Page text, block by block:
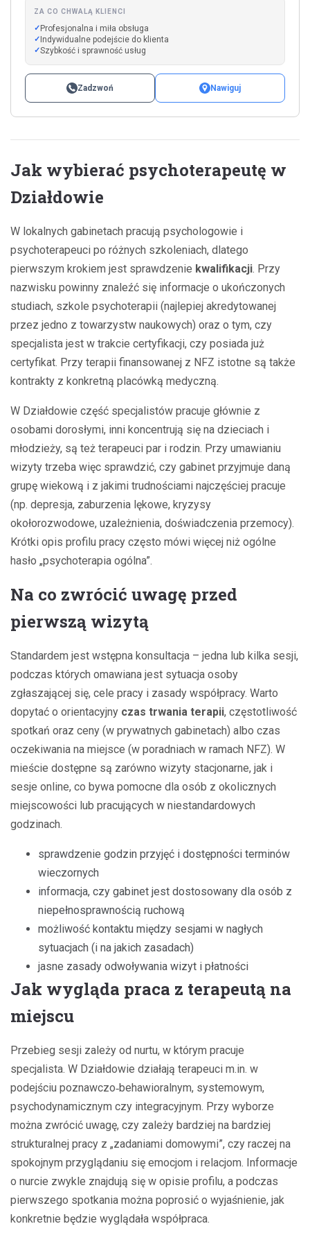
ZA CO CHWALĄ KLIENCI
Profesjonalna i miła obsługa
Indywidualne podejście do klienta
Szybkość i sprawność usług
Zadzwoń Nawiguj
Jak wybierać psychoterapeutę w
Działdowie
W lokalnych gabinetach pracują psychologowie i
psychoterapeuci po różnych szkoleniach, dlatego
pierwszym krokiem jest sprawdzenie kwalifikacji. Przy
nazwisku powinny znaleźć się informacje o ukończonych
studiach, szkole psychoterapii (najlepiej akredytowanej
przez jedno z towarzystw naukowych) oraz o tym, czy
specjalista jest w trakcie certyfikacji, czy posiada już
certyfikat. Przy terapii finansowanej z NFZ istotne są także
kontrakty z konkretną placówką medyczną.
W Działdowie część specjalistów pracuje głównie z
osobami dorosłymi, inni koncentrują się na dzieciach i
młodzieży, są też terapeuci par i rodzin. Przy umawianiu
wizyty trzeba więc sprawdzić, czy gabinet przyjmuje daną
grupę wiekową i z jakimi trudnościami najczęściej pracuje
(np. depresja, zaburzenia lękowe, kryzysy
okołorozwodowe, uzależnienia, doświadczenia przemocy).
Krótki opis profilu pracy często mówi więcej niż ogólne
hasło „psychoterapia ogólna”.
Na co zwrócić uwagę przed
pierwszą wizytą
Standardem jest wstępna konsultacja – jedna lub kilka sesji,
podczas których omawiana jest sytuacja osoby
zgłaszającej się, cele pracy i zasady współpracy. Warto
dopytać o orientacyjny czas trwania terapii, częstotliwość
spotkań oraz ceny (w prywatnych gabinetach) albo czas
oczekiwania na miejsce (w poradniach w ramach NFZ). W
mieście dostępne są zarówno wizyty stacjonarne, jak i
sesje online, co bywa pomocne dla osób z okolicznych
miejscowości lub pracujących w niestandardowych
godzinach.
sprawdzenie godzin przyjęć i dostępności terminów
wieczornych
informacja, czy gabinet jest dostosowany dla osób z
niepełnosprawnością ruchową
możliwość kontaktu między sesjami w nagłych
sytuacjach (i na jakich zasadach)
jasne zasady odwoływania wizyt i płatności
Jak wygląda praca z terapeutą na
miejscu
Przebieg sesji zależy od nurtu, w którym pracuje
specjalista. W Działdowie działają terapeuci m.in. w
podejściu poznawczo‑behawioralnym, systemowym,
psychodynamicznym czy integracyjnym. Przy wyborze
można zwrócić uwagę, czy zależy bardziej na bardziej
strukturalnej pracy z „zadaniami domowymi”, czy raczej na
spokojnym przyglądaniu się emocjom i relacjom. Informacje
o nurcie zwykle znajdują się w opisie profilu, a podczas
pierwszego spotkania można poprosić o wyjaśnienie, jak
konkretnie będzie wyglądała współpraca.